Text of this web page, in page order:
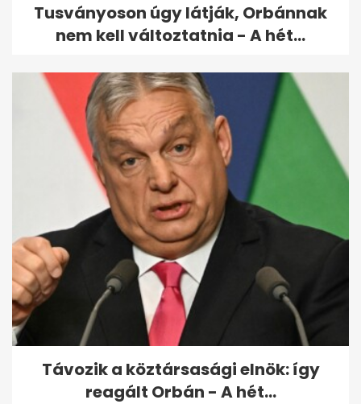
Tusványoson úgy látják, Orbánnak
nem kell változtatnia - A hét...
Távozik a köztársasági elnök: így
reagált Orbán - A hét...